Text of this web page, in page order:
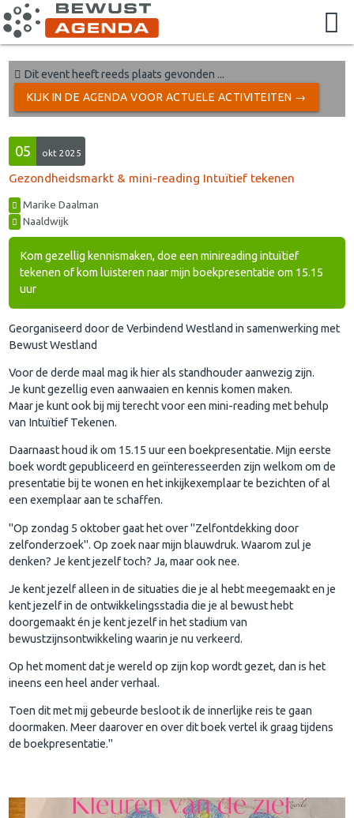
Dit event heeft reeds plaats gevonden ...
KIJK IN DE AGENDA VOOR ACTUELE ACTIVITEITEN →
05 okt 2025
Gezondheidsmarkt & mini-reading Intuïtief tekenen
Marike Daalman
Naaldwijk
Kom gezellig kennismaken, doe een minireading intuïtief
tekenen of kom luisteren naar mijn boekpresentatie om 15.15
uur
Georganiseerd door de Verbindend Westland in samenwerking met
Bewust Westland
Voor de derde maal mag ik hier als standhouder aanwezig zijn.
Je kunt gezellig even aanwaaien en kennis komen maken.
Maar je kunt ook bij mij terecht voor een mini-reading met behulp
van Intuïtief Tekenen.
Daarnaast houd ik om 15.15 uur een boekpresentatie. Mijn eerste
boek wordt gepubliceerd en geïnteresseerden zijn welkom om de
presentatie bij te wonen en het inkijkexemplaar te bezichten of al
een exemplaar aan te schaffen.
"Op zondag 5 oktober gaat het over "Zelfontdekking door
zelfonderzoek". Op zoek naar mijn blauwdruk. Waarom zul je
denken? Je kent jezelf toch? Ja, maar ook nee.
Je kent jezelf alleen in de situaties die je al hebt meegemaakt en je
kent jezelf in de ontwikkelingsstadia die je al bewust hebt
doorgemaakt én je kent jezelf in het stadium van
bewustzijnsontwikkeling waarin je nu verkeerd.
Op het moment dat je wereld op zijn kop wordt gezet, dan is het
ineens een heel ander verhaal.
Toen dit met mij gebeurde besloot ik de innerlijke reis te gaan
doormaken. Meer daarover en over dit boek vertel ik graag tijdens
de boekpresentatie."